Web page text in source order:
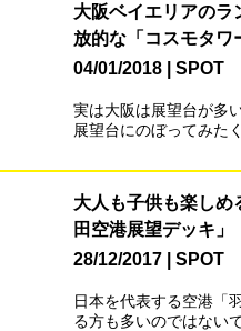
大阪ベイエリアのラ
放的な「コスモタワ
04/01/2018
SPOT
実は大阪は展望台が多
展望台にのぼってみた
大人も子供も楽しめ
田空港展望デッキ」
28/12/2017
SPOT
日本を代表する空港「
る方も多いのではない